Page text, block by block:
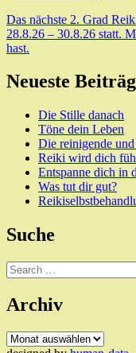
Das nächste 2. Grad
28.8.26 – 30.8.26 statt.
hast.
Neueste
Die Stille danach
Töne dein Leben
Die reinigende
Reiki wird dich
Entspanne dich in
Was tut dir gut?
Suche
Search
Archiv
Archiv